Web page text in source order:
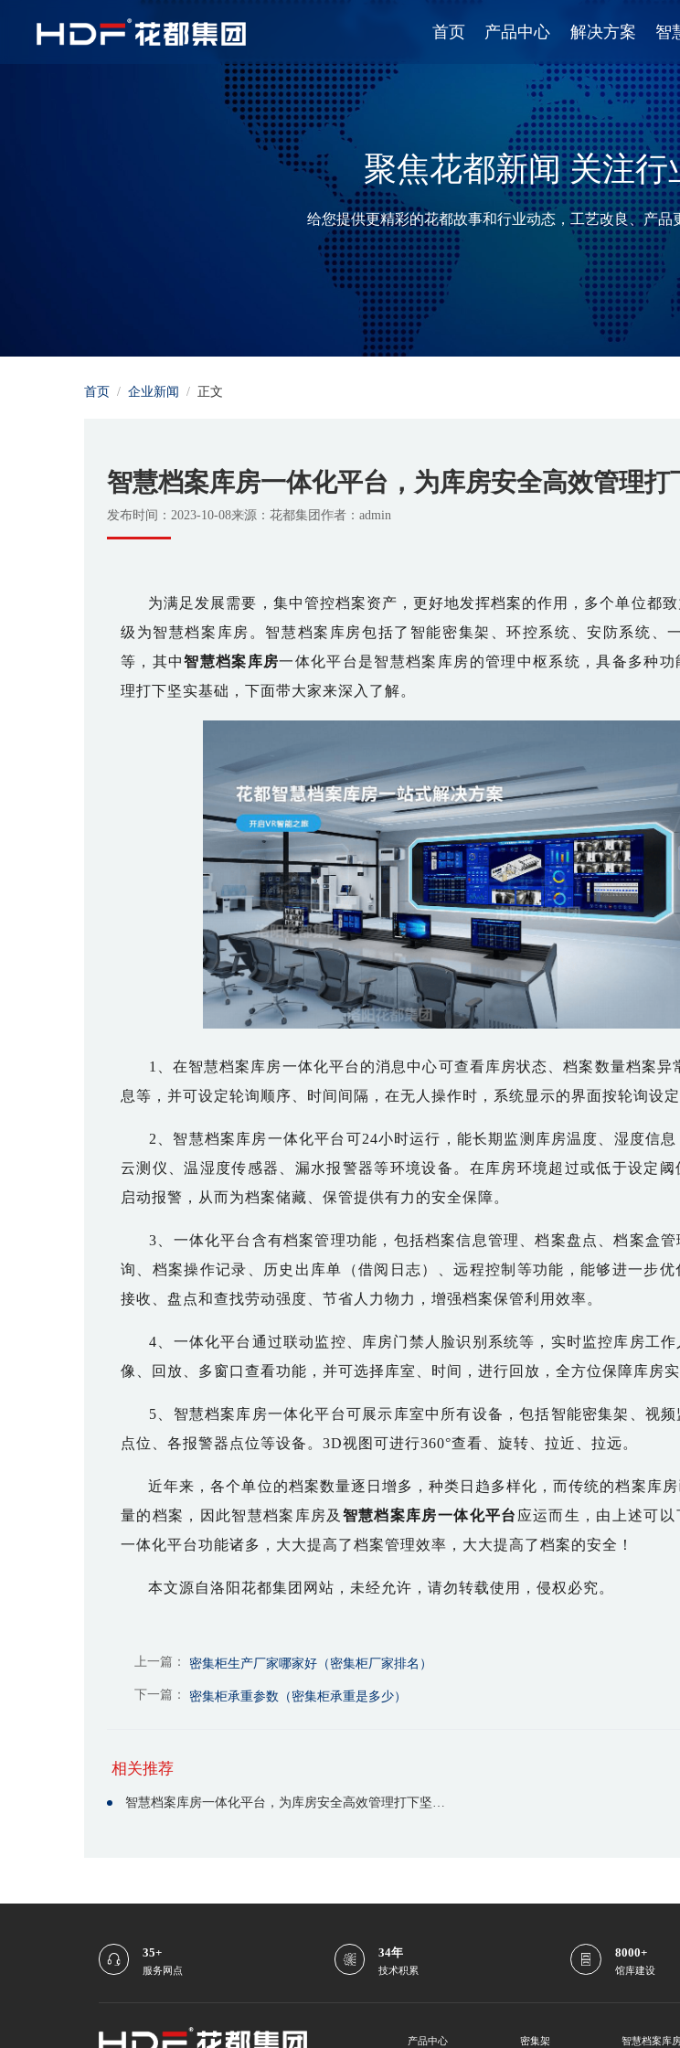
首页 产品中心 解决方案 智
聚焦花都新闻 关注行
给您提供更精彩的花都故事和行业动态，工艺改良、产品
首页 / 企业新闻 / 正文
智慧档案库房一体化平台，为库房安全高效管理打
发布时间：2023-10-08来源：花都集团 作者：admin
为满足发展需要，集中管控档案资产，更好地发挥档案的作用，多个单位都致
级为智慧档案库房。智慧档案库房包括了智能密集架、环控系统、安防系统、
等，其中智慧档案库房一体化平台是智慧档案库房的管理中枢系统，具备多种功
理打下坚实基础，下面带大家来深入了解。
1、在智慧档案库房一体化平台的消息中心可查看库房状态、档案数量档案异
息等，并可设定轮询顺序、时间间隔，在无人操作时，系统显示的界面按轮询设定
2、智慧档案库房一体化平台 可24小时运行，能长期监测库房温度、湿度信息
云测仪、温湿度传感器、漏水报警器等环境设备。在库房环境超过或低于设定
启动报警 ，从而为档案储藏、保管提供有力的安全保障。
3、一体化平台 含有档案管理功能 ， 包括档案信息管理、档案盘点、档案盒
询、档案操作记录、历史出库单（借阅日志）、远程控制等功能 ， 能够进一步优
接收、盘点和查找劳动强度、节省人力物力，增强档案保管利用效率。
4、一体化平台通过联动监控、库房门禁人脸识别系统等 ，实时监控库房工
像、回放、多窗口查看功能，并可选择库室、时间，进行回放 ， 全方位保障库房实
5、智慧档案库房一体化平台可展示库室中所有设备，包括智能密集架、视
点位、各报警器点位等设备。 3D视图可进行360°查看、旋转、拉近、拉远。
近年来，各个单位的档案数量逐日增多，种类日趋多样化，而传统的档案库房
量的档案，因此智慧档案库房及 智慧档案库房一体化平台 应运而生，由上述可
一体化平台功能诸多，大大提高了档案管理效率，大大提高了档案的安全！
本文源自洛阳花都集团网站，未经允许，请勿转载使用，侵权必究。
上一篇： 密集柜生产厂家哪家好（密集柜厂家排名）
下一篇： 密集柜承重参数（密集柜承重是多少）
相关推荐
智慧档案库房一体化平台，为库房安全高效管理打下坚实基础！
35+
服务网点
34年
技术积累
8000+
馆库建设
产品中心 密集架 智慧档案库